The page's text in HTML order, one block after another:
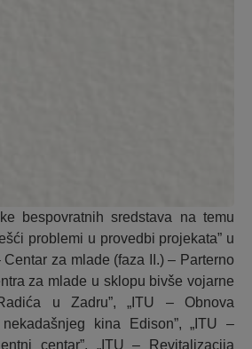
bespovratnih sredstava na temu
problemi u provedbi projekata” u
za mlade (faza II.) – Parterno
za mlade u sklopu bivše vojarne
u Zadru”, „ITU – Obnova
kina Edison”, „ITU –
centar”, „ITU – Revitalizacija